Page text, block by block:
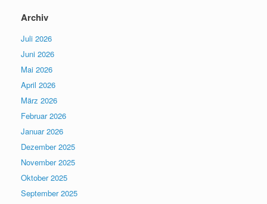
Archiv
Juli 2026
Juni 2026
Mai 2026
April 2026
März 2026
Februar 2026
Januar 2026
Dezember 2025
November 2025
Oktober 2025
September 2025